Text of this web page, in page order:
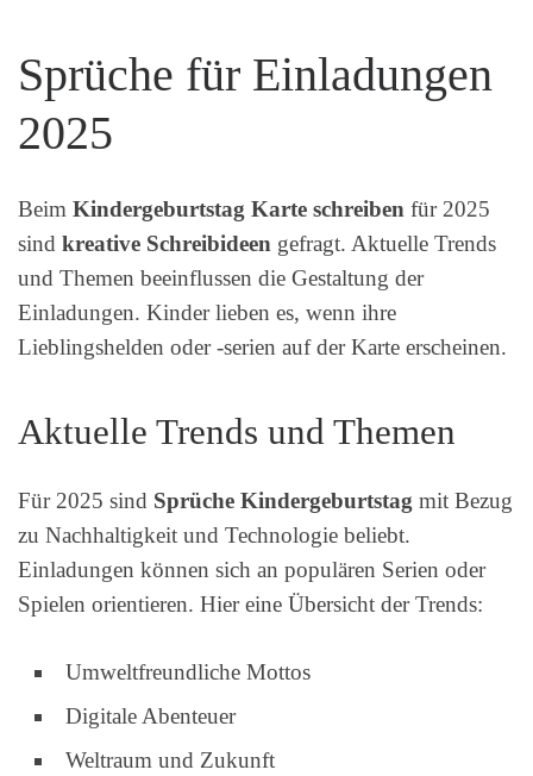
Sprüche für Einladungen
2025
Beim Kindergeburtstag Karte schreiben für 2025
sind kreative Schreibideen gefragt. Aktuelle Trends
und Themen beeinflussen die Gestaltung der
Einladungen. Kinder lieben es, wenn ihre
Lieblingshelden oder -serien auf der Karte erscheinen.
Aktuelle Trends und Themen
Für 2025 sind Sprüche Kindergeburtstag mit Bezug
zu Nachhaltigkeit und Technologie beliebt.
Einladungen können sich an populären Serien oder
Spielen orientieren. Hier eine Übersicht der Trends:
Umweltfreundliche Mottos
Digitale Abenteuer
Weltraum und Zukunft